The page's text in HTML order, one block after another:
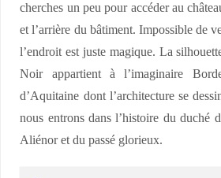
cherches un peu pour accéder au
et l’arrière du bâtiment. Impossible de
l’endroit est juste magique. La
Noir appartient à l’imaginaire
d’Aquitaine dont l’architecture se
nous entrons dans l’histoire du duché
Aliénor et du passé glorieux.